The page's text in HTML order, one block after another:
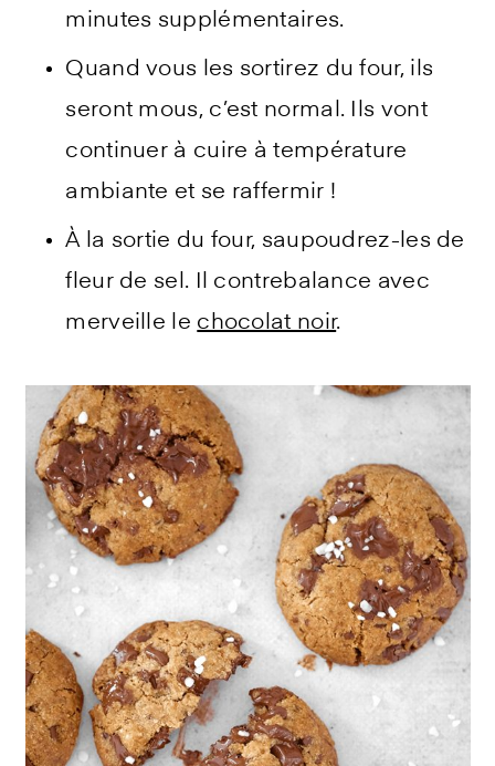
minutes supplémentaires.
Quand vous les sortirez du four, ils
seront mous, c’est normal. Ils vont
continuer à cuire à température
ambiante et se raffermir !
À la sortie du four, saupoudrez-les de
fleur de sel. Il contrebalance avec
merveille le chocolat noir.